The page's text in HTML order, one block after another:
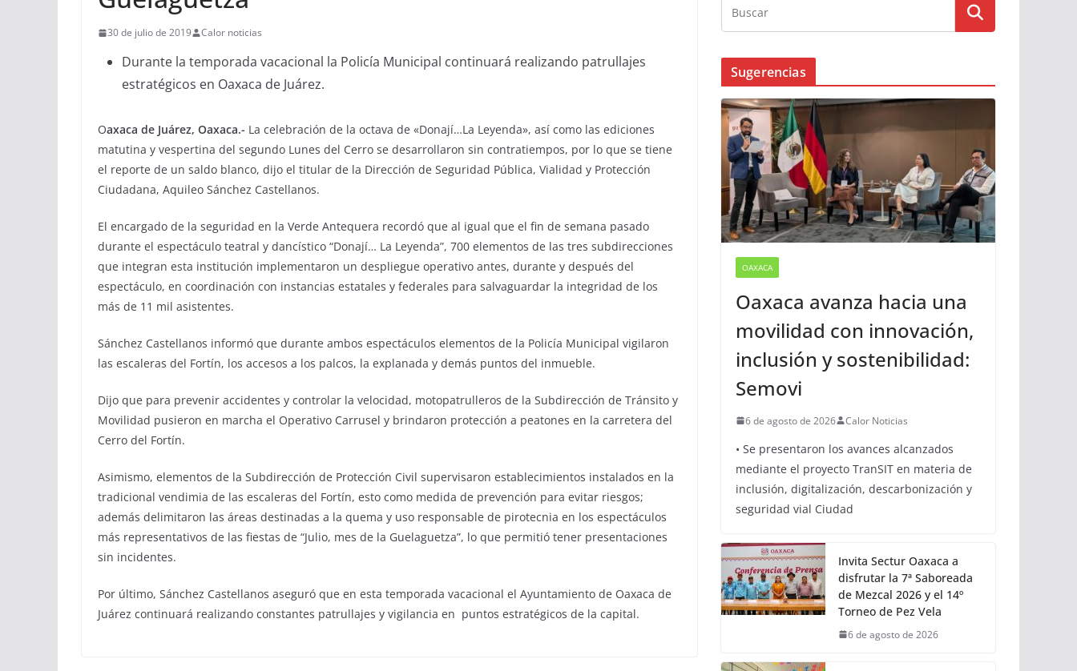
30 de julio de 2019 Calor noticias
Durante la temporada vacacional la Policía Municipal continuará realizando patrullajes
estratégicos en Oaxaca de Juárez.
Oaxaca de Juárez, Oaxaca.- La celebración de la octava de «Donají…La Leyenda», así como las ediciones
matutina y vespertina del segundo Lunes del Cerro se desarrollaron sin contratiempos, por lo que se tiene
el reporte de un saldo blanco, dijo el titular de la Dirección de Seguridad Pública, Vialidad y Protección
Ciudadana, Aquileo Sánchez Castellanos.
El encargado de la seguridad en la Verde Antequera recordó que al igual que el fin de semana pasado
durante el espectáculo teatral y dancístico “Donají… La Leyenda”, 700 elementos de las tres subdirecciones
que integran esta institución implementaron un despliegue operativo antes, durante y después del
espectáculo, en coordinación con instancias estatales y federales para salvaguardar la integridad de los
más de 11 mil asistentes.
Sánchez Castellanos informó que durante ambos espectáculos elementos de la Policía Municipal vigilaron
las escaleras del Fortín, los accesos a los palcos, la explanada y demás puntos del inmueble.
Dijo que para prevenir accidentes y controlar la velocidad, motopatrulleros de la Subdirección de Tránsito y
Movilidad pusieron en marcha el Operativo Carrusel y brindaron protección a peatones en la carretera del
Cerro del Fortín.
Asimismo, elementos de la Subdirección de Protección Civil supervisaron establecimientos instalados en la
tradicional vendimia de las escaleras del Fortín, esto como medida de prevención para evitar riesgos;
además delimitaron las áreas destinadas a la quema y uso responsable de pirotecnia en los espectáculos
más representativos de las fiestas de “Julio, mes de la Guelaguetza”, lo que permitió tener presentaciones
sin incidentes.
Por último, Sánchez Castellanos aseguró que en esta temporada vacacional el Ayuntamiento de Oaxaca de
Juárez continuará realizando constantes patrullajes y vigilancia en puntos estratégicos de la capital.
Sugerencias
OAXACA
Oaxaca avanza hacia una
movilidad con innovación,
inclusión y sostenibilidad:
Semovi
6 de agosto de 2026 Calor Noticias
• Se presentaron los avances alcanzados
mediante el proyecto TranSIT en materia de
inclusión, digitalización, descarbonización y
seguridad vial Ciudad
Invita Sectur Oaxaca a
disfrutar la 7ª Saboreada
de Mezcal 2026 y el 14º
Torneo de Pez Vela
6 de agosto de 2026